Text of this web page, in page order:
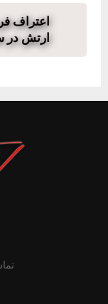
اعتراف
ارتش در